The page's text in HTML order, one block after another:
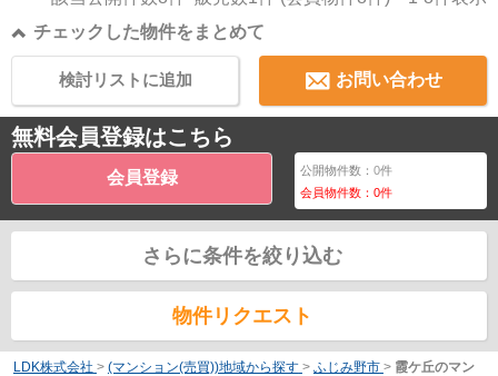
チェックした物件をまとめて
お問い合わせ
検討リストに追加
無料会員登録はこちら
会員登録 公開物件数：0件
会員物件数：0件
さらに条件を絞り込む
物件リクエスト
LDK株式会社 > (マンション(売買))地域から探す > ふじみ野市 > 霞ケ丘のマン